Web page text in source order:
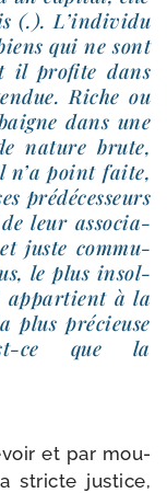
(.). L’individu
qui ne sont
il pro­fite dans
Riche ou
dans une
nature brute,
n’a point faite,
pré­dé­ces­seurs
leur asso­cia­
juste com­mu­
le plus insol­
appar­tient à la
pré­cieuse
​ce que la
et par mou­
stricte jus­tice,